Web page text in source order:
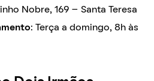
Nobre, 169 – Santa Teresa
: Terça a domingo, 8h às